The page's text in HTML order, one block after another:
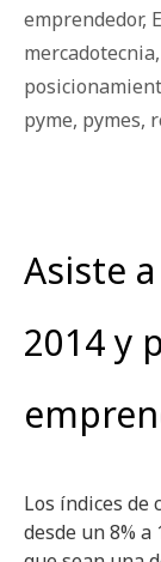
emprendedor,
mercadotecnia,
pyme, pymes,
Asiste
2014 y
Los índices de
desde un 8%